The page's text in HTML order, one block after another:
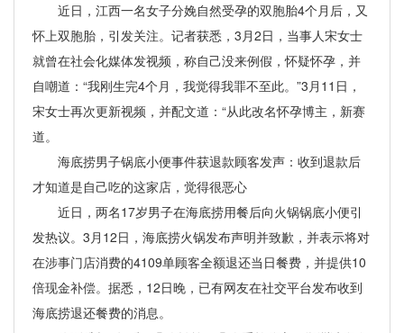
近日，江西一名女子分娩自然受孕的双胞胎4个月后，又
怀上双胞胎，引发关注。记者获悉，3月2日，当事人宋女士
就曾在社会化媒体发视频，称自己没来例假，怀疑怀孕，并
自嘲道：“我刚生完4个月，我觉得我罪不至此。”3月11日，
宋女士再次更新视频，并配文道：“从此改名怀孕博主，新赛
道。
海底捞男子锅底小便事件获退款顾客发声：收到退款后
才知道是自己吃的这家店，觉得很恶心
近日，两名17岁男子在海底捞用餐后向火锅锅底小便引
发热议。3月12日，海底捞火锅发布声明并致歉，并表示将对
在涉事门店消费的4109单顾客全额退还当日餐费，并提供10
倍现金补偿。据悉，12日晚，已有网友在社交平台发布收到
海底捞退还餐费的消息。